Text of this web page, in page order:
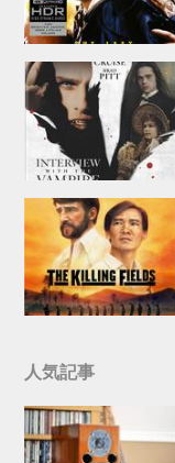
人気記事